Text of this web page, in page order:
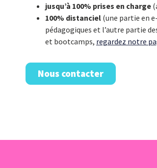
jusqu’à 100% prises en charge
100% distanciel (une partie en
pédagogiques et l’autre partie
et bootcamps, regardez notre
Nous contacter